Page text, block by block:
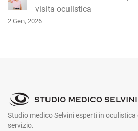
visita oculistica
2 Gen, 2026
Studio medico Selvini esperti in
servizio.